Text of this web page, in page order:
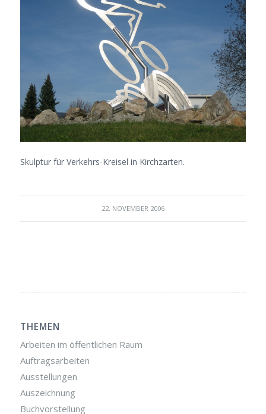
Skulptur für Verkehrs-Kreisel in Kirchzarten.
22. NOVEMBER 2006
THEMEN
Arbeiten im öffentlichen Raum
Auftragsarbeiten
Ausstellungen
Auszeichnung
Buchvorstellung